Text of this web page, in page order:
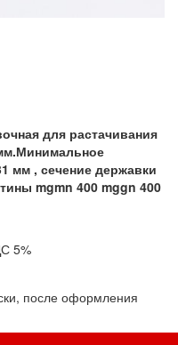
для растачивания
мм , сечение державки
mgmn 400 mggn 400
5%
после оформления